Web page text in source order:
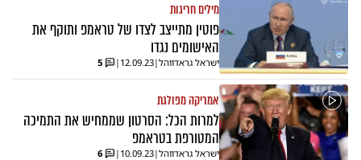
מילים חריגות
פוטין מתייצב לצדו של טראמפ ותוקף את
האישומים נגדו
ישראל גראדווהל|
12.09.23
|
5
אמריקה מפולגת
למרות הכל: הסרטון שממחיש את התמיכה
המטורפת בטראמפ
ישראל גראדווהל|
10.09.23
|
6